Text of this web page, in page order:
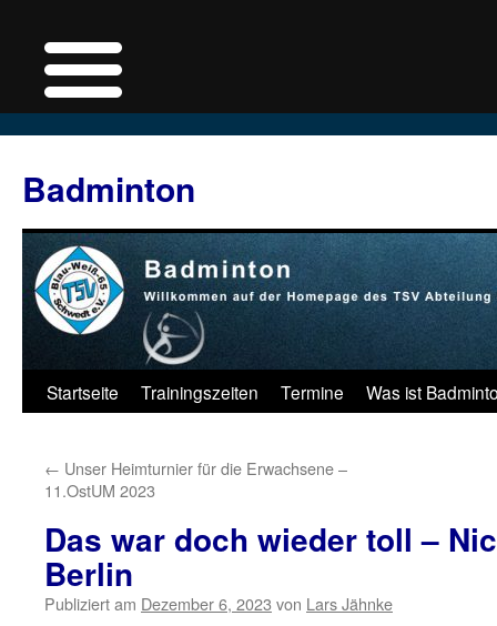
Badminton
Zum
springen
Startseite Trainingszeiten Termine Was ist
← Unser Heimturnier für die Erwachsene –
11.OstUM 2023
Das war doch wieder toll –
Berlin
Publiziert am Dezember 6, 2023 von Lars Jähnke